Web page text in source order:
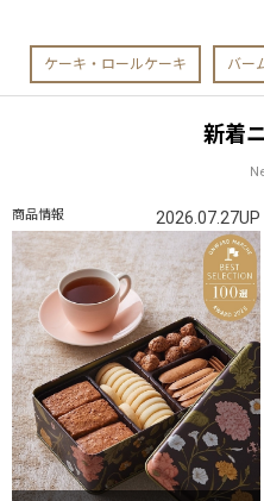
ケーキ・ロールケーキ バー
新着
商品情報 2026.07.27UP